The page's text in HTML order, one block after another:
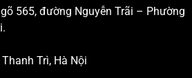
565, đường Nguyễn Trãi – Phường
Trì, Hà Nội